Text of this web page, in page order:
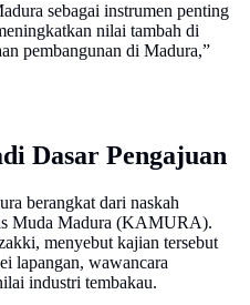
sebagai instrumen penting
nilai tambah di
pembangunan di Madura,”
Dasar Pengajuan
berangkat dari naskah
Muda Madura (KAMURA).
menyebut kajian tersebut
lapangan, wawancara
industri tembakau.